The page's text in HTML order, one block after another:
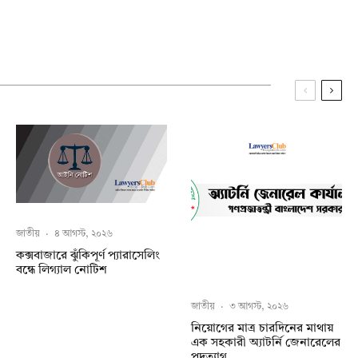
জাতীয় · ৪ আগস্ট, ২০২৬
কক্সবাজারে ঝুঁকিপূর্ণ প্যারাসেলিং
বন্ধে লিগ্যাল নোটিশ
জাতীয় · ৩ আগস্ট, ২০২৬
নিয়োগের মাত্র চারদিনের মাথায়
এক সহকারী অ্যাটর্নি জেনারেলের